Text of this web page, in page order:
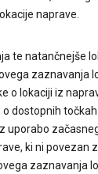
naprave.
te natančnejše
zaznavanja
o lokaciji iz
dostopnih
uporabo
ki ni povezan
zaznavanja